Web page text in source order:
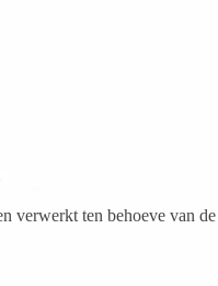
verwerkt ten behoeve van